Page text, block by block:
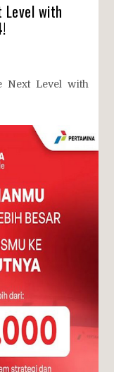
Level with
Next Level with